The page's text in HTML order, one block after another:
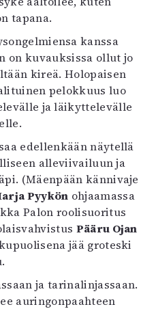
tapana.
kanssa
on kuvauksissa ollut jo
kireä. Holopaisen
pelokkuus luo
ja läikyttelevälle
edellenkään näytellä
alleviivailuun ja
(Mäenpään kännivaje
Pyykön ohjaamassa
Palon roolisuoritus
Pääru Ojan
jää groteski
ja tarinalinjassaan.
auringonpaahteen